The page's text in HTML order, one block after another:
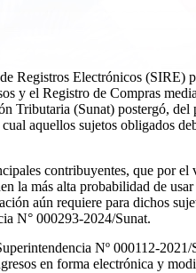
Registros Electrónicos (SIRE)
y el Registro de Compras
Tributaria (Sunat) postergó, del
aquellos sujetos obligados
contribuyentes, que por el
la más alta probabilidad de usar
aún requiere para dichos
N° 000293-2024/Sunat.
Nº 000112-2021/
en forma electrónica y